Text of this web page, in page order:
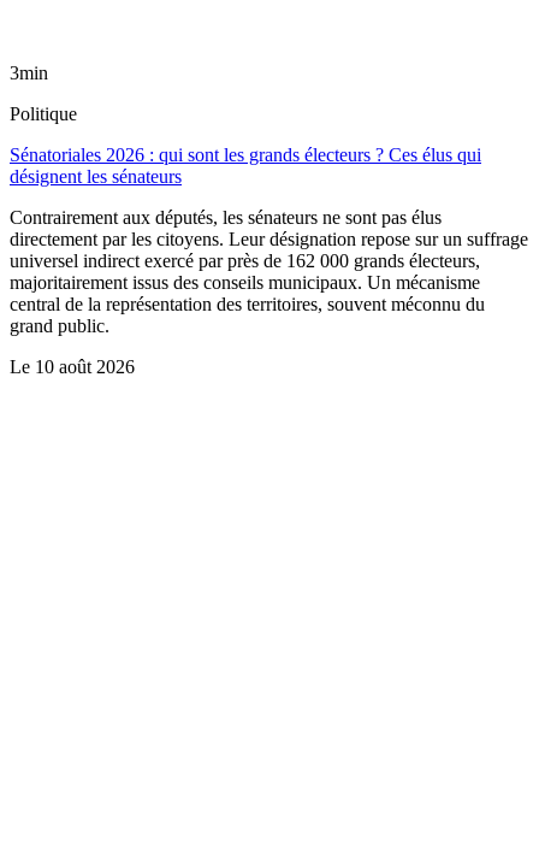
3min
Politique
Sénatoriales 2026 : qui sont les grands électeurs ? Ces élus qui
désignent les sénateurs
Contrairement aux députés, les sénateurs ne sont pas élus
directement par les citoyens. Leur désignation repose sur un suffrage
universel indirect exercé par près de 162 000 grands électeurs,
majoritairement issus des conseils municipaux. Un mécanisme
central de la représentation des territoires, souvent méconnu du
grand public.
Le 10 août 2026